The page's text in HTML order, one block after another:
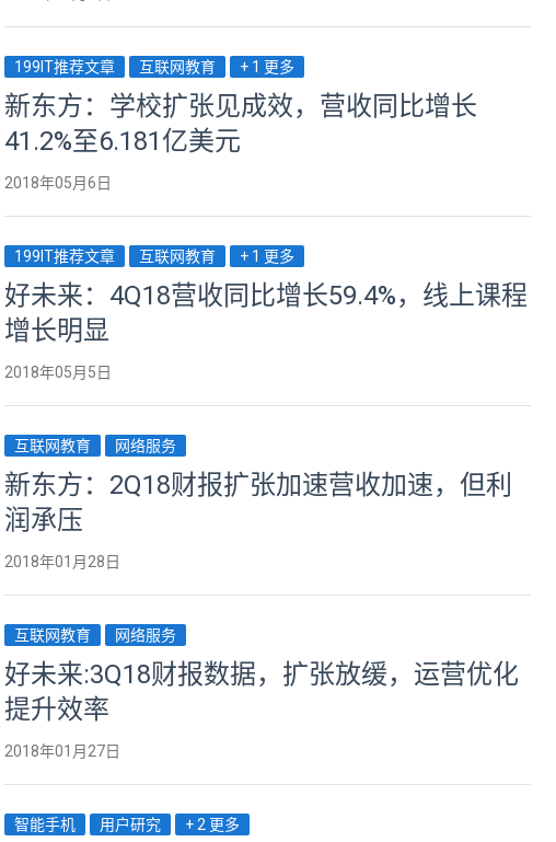
199IT推荐文章 互联网教育 + 1 更多
新东方：学校扩张见成效，营收同比增长
41.2%至6.181亿美元
2018年05月6日
199IT推荐文章 互联网教育 + 1 更多
好未来：4Q18营收同比增长59.4%，线上课程
增长明显
2018年05月5日
互联网教育 网络服务
新东方：2Q18财报扩张加速营收加速，但利
润承压
2018年01月28日
互联网教育 网络服务
好未来:3Q18财报数据，扩张放缓，运营优化
提升效率
2018年01月27日
智能手机 用户研究 + 2 更多